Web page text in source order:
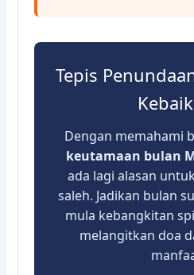
Tepis
Dengan memahami
keutamaan bulan
ada lagi alasan
saleh. Jadikan bulan
mula kebangkitan
melangitkan doa